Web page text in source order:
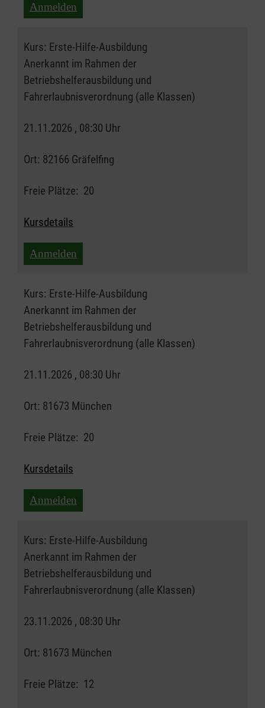
Anmelden
Kurs: Erste-Hilfe-Ausbildung
Anerkannt im Rahmen der
Betriebshelferausbildung und
Fahrerlaubnisverordnung (alle Klassen)
21.11.2026 , 08:30 Uhr
Ort: 82166 Gräfelfing
Freie Plätze: 20
Kursdetails
Anmelden
Kurs: Erste-Hilfe-Ausbildung
Anerkannt im Rahmen der
Betriebshelferausbildung und
Fahrerlaubnisverordnung (alle Klassen)
21.11.2026 , 08:30 Uhr
Ort: 81673 München
Freie Plätze: 20
Kursdetails
Anmelden
Kurs: Erste-Hilfe-Ausbildung
Anerkannt im Rahmen der
Betriebshelferausbildung und
Fahrerlaubnisverordnung (alle Klassen)
23.11.2026 , 08:30 Uhr
Ort: 81673 München
Freie Plätze: 12